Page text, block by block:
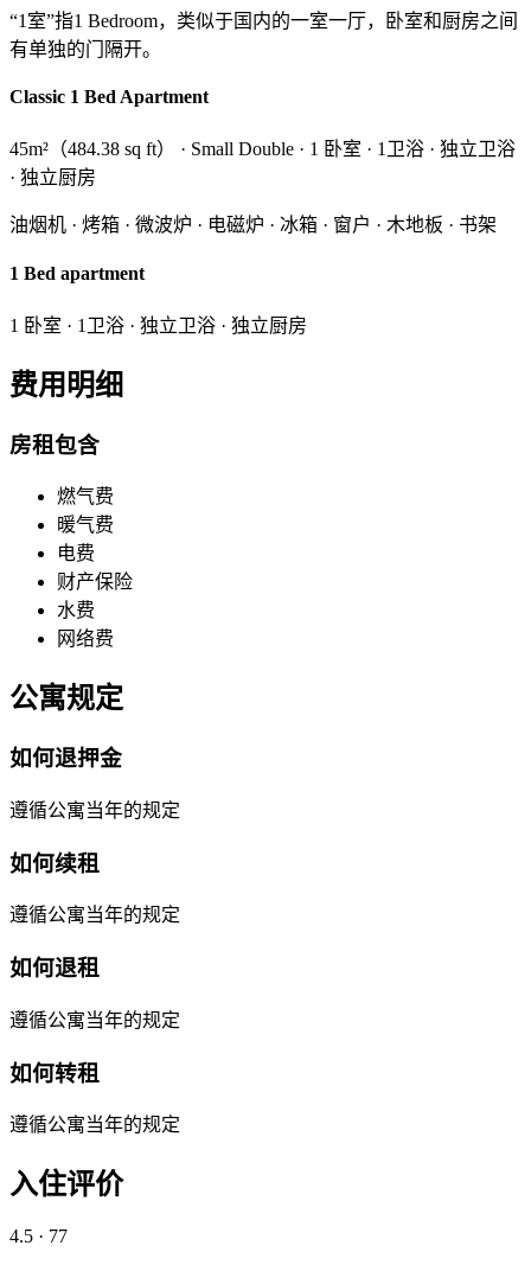
“1室”指1 Bedroom，类似于国内的一室一厅，卧室和厨房之间
有单独的门隔开。
Classic 1 Bed Apartment
45m²（484.38 sq ft） · Small Double · 1 卧室 · 1卫浴 · 独立卫浴
· 独立厨房
油烟机 · 烤箱 · 微波炉 · 电磁炉 · 冰箱 · 窗户 · 木地板 · 书架
1 Bed apartment
1 卧室 · 1卫浴 · 独立卫浴 · 独立厨房
费用明细
房租包含
燃气费
暖气费
电费
财产保险
水费
网络费
公寓规定
如何退押金
遵循公寓当年的规定
如何续租
遵循公寓当年的规定
如何退租
遵循公寓当年的规定
如何转租
遵循公寓当年的规定
入住评价
4.5 · 77